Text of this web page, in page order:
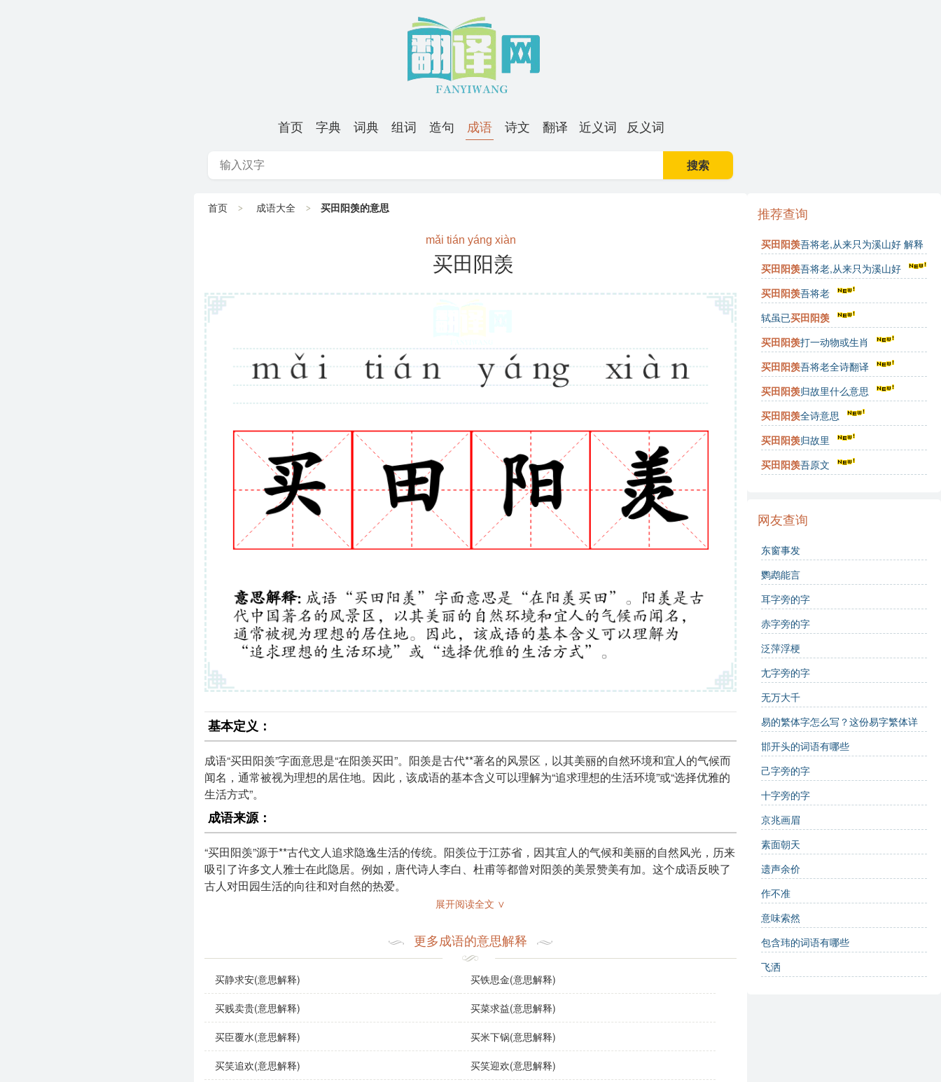
首页 字典 词典 组词 造句 成语 诗文 翻译 近义词 反义词
搜索
首页 成语大全 买田阳羡的意思
mǎi tián yáng xiàn
买田阳羡
基本定义：
成语“买田阳羡”字面意思是“在阳羡买田”。阳羡是古代**著名的风景区，以其美丽的自然环境和宜人的气候而
闻名，通常被视为理想的居住地。因此，该成语的基本含义可以理解为“追求理想的生活环境”或“选择优雅的
生活方式”。
成语来源：
“买田阳羡”源于**古代文人追求隐逸生活的传统。阳羡位于江苏省，因其宜人的气候和美丽的自然风光，历来
吸引了许多文人雅士在此隐居。例如，唐代诗人李白、杜甫等都曾对阳羡的美景赞美有加。这个成语反映了
古人对田园生活的向往和对自然的热爱。
文学作品：在古诗词中，常用来描绘隐逸生活的理想状态。
日常对话：人们在谈论生活选择、环境时，可以用这个成语表达对理想生活的追求。
演讲：在讨论人类与自然的关系时，可以引用此成语，强调追求美好环境的重要性。
示例句子：
展开阅读全文 ∨
更多成语的意思解释
买静求安(意思解释) 买铁思金(意思解释)
买贱卖贵(意思解释) 买菜求益(意思解释)
买臣覆水(意思解释) 买米下锅(意思解释)
买笑追欢(意思解释) 买笑迎欢(意思解释)
推荐查询
买田阳羡吾将老,从来只为溪山好 解释
买田阳羡吾将老,从来只为溪山好
买田阳羡吾将老
轼虽已买田阳羡
买田阳羡打一动物或生肖
买田阳羡吾将老全诗翻译
买田阳羡归故里什么意思
买田阳羡全诗意思
买田阳羡归故里
买田阳羡吾原文
网友查询
东窗事发
鹦鹉能言
耳字旁的字
赤字旁的字
泛萍浮梗
尢字旁的字
无万大千
易的繁体字怎么写？这份易字繁体详
解，助你正确书写汉字_汉字繁体学习
邯开头的词语有哪些
己字旁的字
十字旁的字
京兆画眉
素面朝天
遗声余价
作不准
意味索然
包含玮的词语有哪些
飞洒